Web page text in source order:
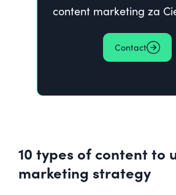
content marketing za
Contact
10 types of content to
marketing strategy